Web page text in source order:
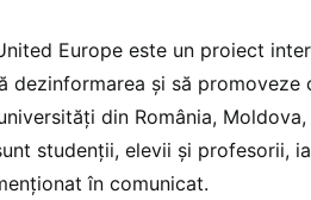
Europe este un proiect
dezinformarea și să promoveze
din România, Moldova,
studenții, elevii și profesorii,
în comunicat.